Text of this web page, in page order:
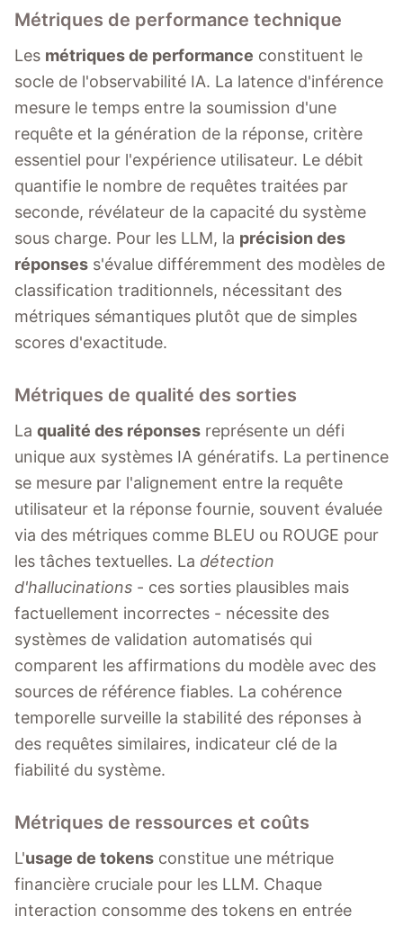
Métriques de performance technique
Les métriques de performance constituent le
socle de l'observabilité IA. La latence d'inférence
mesure le temps entre la soumission d'une
requête et la génération de la réponse, critère
essentiel pour l'expérience utilisateur. Le débit
quantifie le nombre de requêtes traitées par
seconde, révélateur de la capacité du système
sous charge. Pour les LLM, la précision des
réponses s'évalue différemment des modèles de
classification traditionnels, nécessitant des
métriques sémantiques plutôt que de simples
scores d'exactitude.
Métriques de qualité des sorties
La qualité des réponses représente un défi
unique aux systèmes IA génératifs. La pertinence
se mesure par l'alignement entre la requête
utilisateur et la réponse fournie, souvent évaluée
via des métriques comme BLEU ou ROUGE pour
les tâches textuelles. La détection
d'hallucinations - ces sorties plausibles mais
factuellement incorrectes - nécessite des
systèmes de validation automatisés qui
comparent les affirmations du modèle avec des
sources de référence fiables. La cohérence
temporelle surveille la stabilité des réponses à
des requêtes similaires, indicateur clé de la
fiabilité du système.
Métriques de ressources et coûts
L'usage de tokens constitue une métrique
financière cruciale pour les LLM. Chaque
interaction consomme des tokens en entrée